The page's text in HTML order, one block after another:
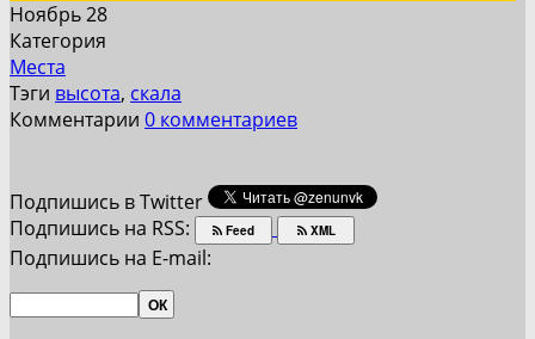
Ноябрь 28
Категория
Места
Тэги высота, скала
Комментарии 0 комментариев
Подпишись в Twitter
Подпишись на RSS:
Feed XML
Подпишись на E-mail: